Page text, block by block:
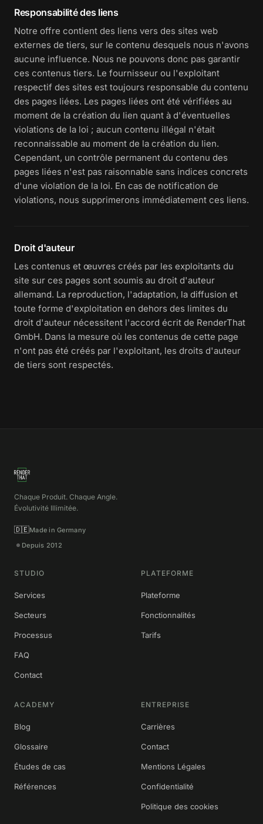
Responsabilité des liens
Notre offre contient des liens vers des sites web
externes de tiers, sur le contenu desquels nous n'avons
aucune influence. Nous ne pouvons donc pas garantir
ces contenus tiers. Le fournisseur ou l'exploitant
respectif des sites est toujours responsable du contenu
des pages liées. Les pages liées ont été vérifiées au
moment de la création du lien quant à d'éventuelles
violations de la loi ; aucun contenu illégal n'était
reconnaissable au moment de la création du lien.
Cependant, un contrôle permanent du contenu des
pages liées n'est pas raisonnable sans indices concrets
d'une violation de la loi. En cas de notification de
violations, nous supprimerons immédiatement ces liens.
Droit d'auteur
Les contenus et œuvres créés par les exploitants du
site sur ces pages sont soumis au droit d'auteur
allemand. La reproduction, l'adaptation, la diffusion et
toute forme d'exploitation en dehors des limites du
droit d'auteur nécessitent l'accord écrit de RenderThat
GmbH. Dans la mesure où les contenus de cette page
n'ont pas été créés par l'exploitant, les droits d'auteur
de tiers sont respectés.
Chaque Produit. Chaque Angle.
Évolutivité Illimitée.
🇩🇪Made in Germany
Depuis 2012
STUDIO
Services
Secteurs
Processus
FAQ
Contact
PLATEFORME
Plateforme
Fonctionnalités
Tarifs
ACADEMY
Blog
Glossaire
Études de cas
Références
ENTREPRISE
Carrières
Contact
Mentions Légales
Confidentialité
Politique des cookies